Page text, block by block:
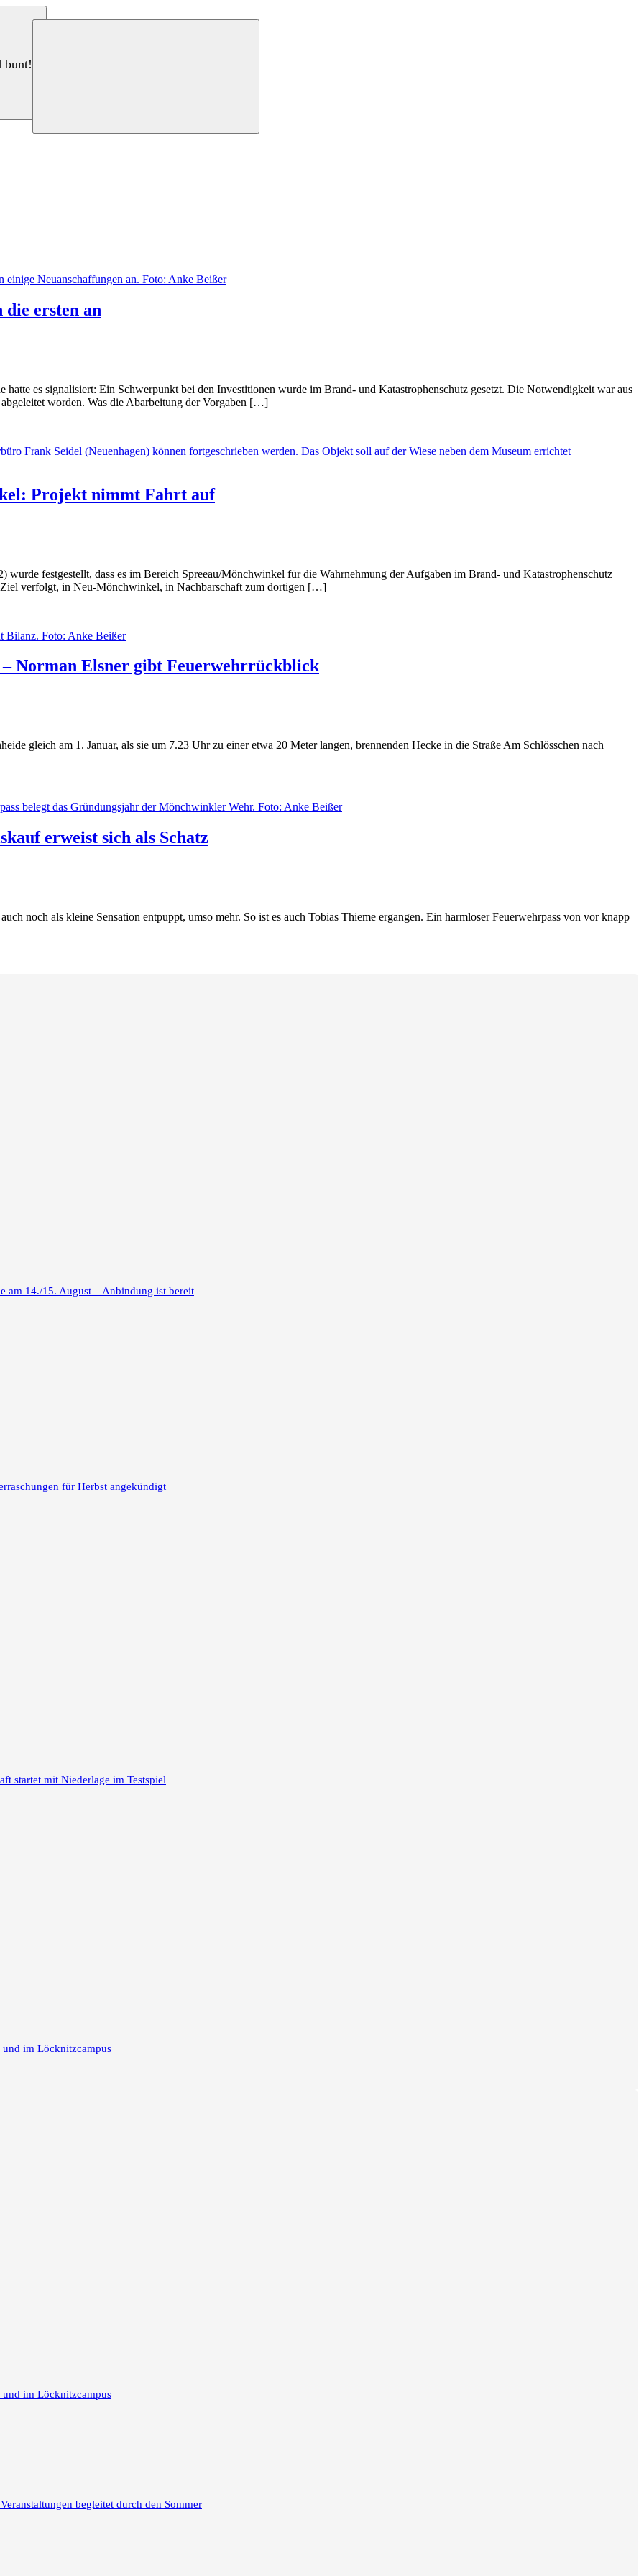
bunt!
die ersten an
hatte es signalisiert: Ein Schwerpunkt bei den Investitionen wurde im Brand- und Katastrophenschutz gesetzt. Die Notwendigkeit war aus
worden. Was die Abarbeitung der Vorgaben […]
Projekt nimmt Fahrt auf
wurde festgestellt, dass es im Bereich Spreeau/Mönchwinkel für die Wahrnehmung der Aufgaben im Brand- und Katastrophenschutz
verfolgt, in Neu-Mönchwinkel, in Nachbarschaft zum dortigen […]
Norman Elsner gibt Feuerwehrrückblick
gleich am 1. Januar, als sie um 7.23 Uhr zu einer etwa 20 Meter langen, brennenden Hecke in die Straße Am Schlösschen nach
erweist sich als Schatz
noch als kleine Sensation entpuppt, umso mehr. So ist es auch Tobias Thieme ergangen. Ein harmloser Feuerwehrpass von vor knapp
am 14./15. August – Anbindung ist bereit
für Herbst angekündigt
startet mit Niederlage im Testspiel
im Löcknitzcampus
im Löcknitzcampus
begleitet durch den Sommer